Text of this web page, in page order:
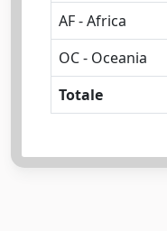
AF - Africa
OC - Oceania
Totale